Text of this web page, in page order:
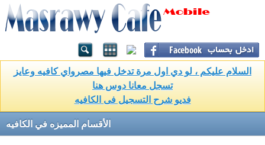
السلام عليكم ، لو دي اول مرة تدخل فيها مصرواي كافيه وعايز
تسجل معانا دوس هنا
فديو شرح التسجيل فى الكافيه
الأقسام المميزه في الكافيه